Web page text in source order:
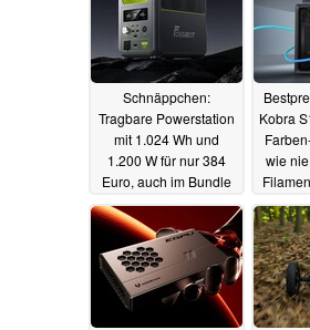
Schnäppchen:
Tragbare Powerstation
mit 1.024 Wh und
1.200 W für nur 384
Euro, auch im Bundle
mit Solarpanel (Ad)
01.07.2025
Kobra
wie